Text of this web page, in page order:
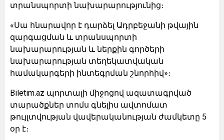
տրանսպորտի նախարարությունից։
«Սա հնարավոր է դարձել Ադրբեջանի թվային
զարգացման և տրանսպորտի
նախարարության և ներքին գործերի
նախարարության տեղեկատվական
համակարգերի ինտեգրման շնորհիվ»։
Biletim.az պորտալի միջոցով ազատագրված
տարածքներ տոմս գնելիս ավտոմատ
թույլտվության վավերականության ժամկետը 5
օր է։